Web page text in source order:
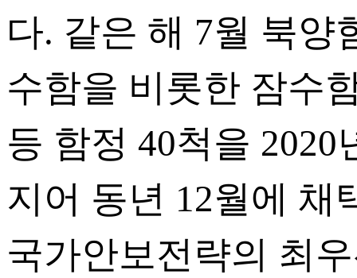
다. 같은 해 7월 북양
수함을 비롯한 잠수
등 함정 40척을
지어 동년 12월에 채
국가안보전략의 최